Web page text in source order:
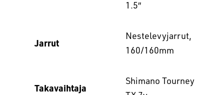
1.5″
Jarrut
Nestelevyjarrut,
160/160mm
Takavaihtaja
Shimano Tourney